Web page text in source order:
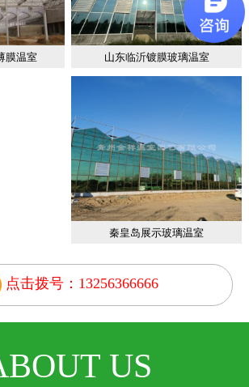
膜温室 山东临沂镀膜玻璃温室
秦皇岛展示玻璃温室
点击拨号：13256366666
US